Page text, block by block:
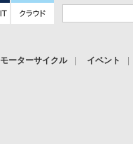
モーターサイクル
イベント